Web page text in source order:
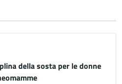
della sosta per le donne